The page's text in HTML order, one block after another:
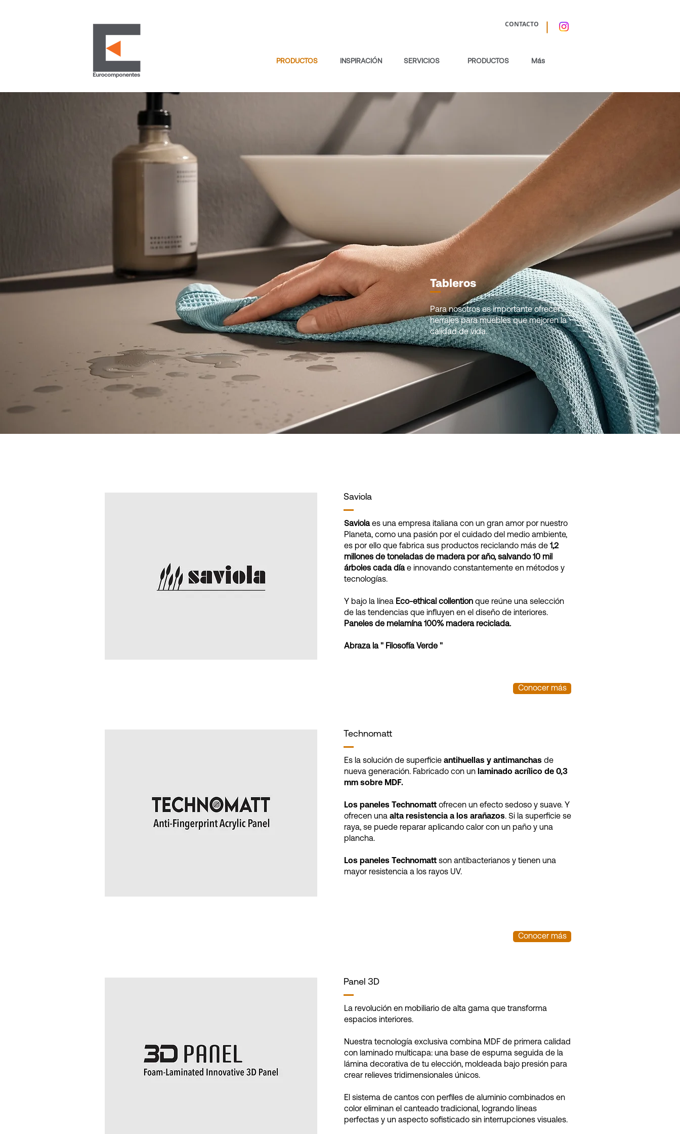
CONTACTO
PRODUCTOS INSPIRACIÓN SERVICIOS PRODUCTOS Más
Tableros
Para nosotros es importante ofrecer
herrajes para muebles que mejoren la
calidad de vida.
Saviola
Saviolaes una empresa italiana con un gran amor por nuestro
Planeta, como una pasión por el cuidado del medio ambiente,
es por ello que fabrica sus productos reciclando más de 1,2
millones de toneladas de madera por año, salvando 10 mil
árboles cada díae innovando constantemente en métodos y
tecnologías.
Y bajo la línea Eco-ethical collention que reúne una selección
de las tendencias que influyen en el diseño de interiores.
Paneles de melamína 100% madera reciclada.
Abraza la " Filosofía Verde "
Conocer más
Technomatt
Es la solución de superficie antihuellas y antimanchas de
nueva generación. Fabricado con un laminado acrílico de 0,3
mm sobre MDF.
Los paneles Technomatt ofrecen un efecto sedoso y suave. Y
ofrecen una alta resistencia a los arañazos. Si la superficie se
raya, se puede reparar aplicando calor con un paño y una
plancha.
Los paneles Technomatt son antibacterianos y tienen una
mayor resistencia a los rayos UV.
Conocer más
Panel 3D
La revolución en mobiliario de alta gama que transforma
espacios interiores.
Nuestra tecnología exclusiva combina MDF de primera calidad
con laminado multicapa: una base de espuma seguida de la
lámina decorativa de tu elección, moldeada bajo presión para
crear relieves tridimensionales únicos.
El sistema de cantos con perfiles de aluminio combinados en
color eliminan el canteado tradicional, logrando líneas
perfectas y un aspecto sofisticado sin interrupciones visuales.